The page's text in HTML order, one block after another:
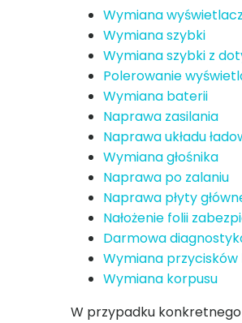
Wymiana
Wymiana szybki
Wymiana szybki z
Polerowanie
Wymiana baterii
Naprawa zasilania
Naprawa układu
Wymiana głośnika
Naprawa po zalaniu
Naprawa płyty
Nałożenie folii
Darmowa
Wymiana
Wymiana korpusu
W przypadku konkretnego